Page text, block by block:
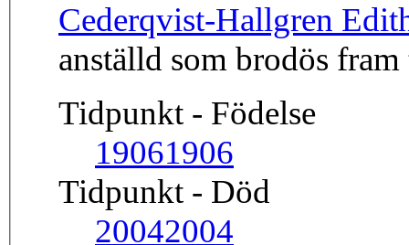
Cederqvist-Hallgren
anställd som brodös
Tidpunkt - Födelse
19061906
Tidpunkt - Död
20042004